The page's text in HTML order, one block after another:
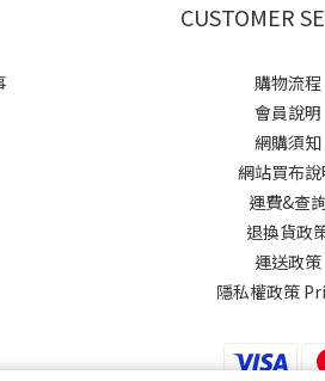
CUSTOMER
購物流程
會員說明
網購須知
網站買布說
運費&查
退換貨政
運送政策
隱私權政策